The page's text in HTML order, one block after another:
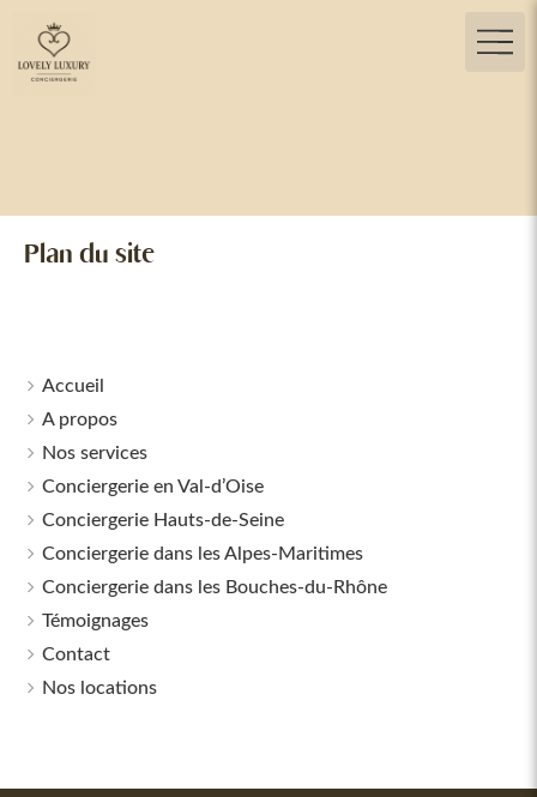
Plan du site
Accueil
A propos
Nos services
Conciergerie en Val-d’Oise
Conciergerie Hauts-de-Seine
Conciergerie dans les Alpes-Maritimes
Conciergerie dans les Bouches-du-Rhône
Témoignages
Contact
Nos locations